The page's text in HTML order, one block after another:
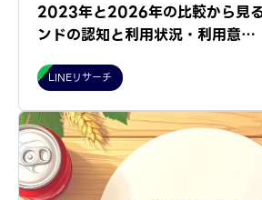
2023年と2026年の比較から見
ンドの認知と利用状況・利用意…
LINEリサーチ